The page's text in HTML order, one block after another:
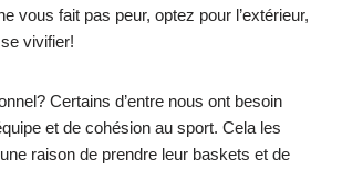
vous fait pas peur, optez pour l’extérieur,
vivifier!
Certains d’entre nous ont besoin
et de cohésion au sport. Cela les
raison de prendre leur baskets et de